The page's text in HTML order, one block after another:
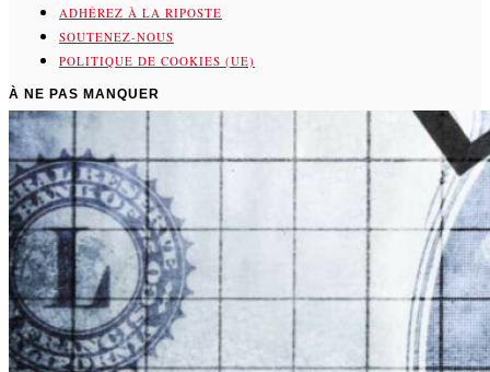
ADHÉREZ À LA RIPOSTE
SOUTENEZ-NOUS
POLITIQUE DE COOKIES (UE)
À NE PAS MANQUER